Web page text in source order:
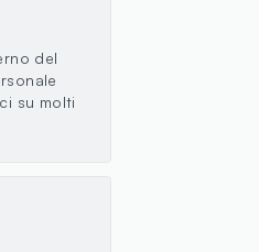
del
su molti